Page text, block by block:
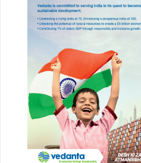
Vanshika Pandey
buland chhattisgarh
बुलंद छत्तीसगढ़